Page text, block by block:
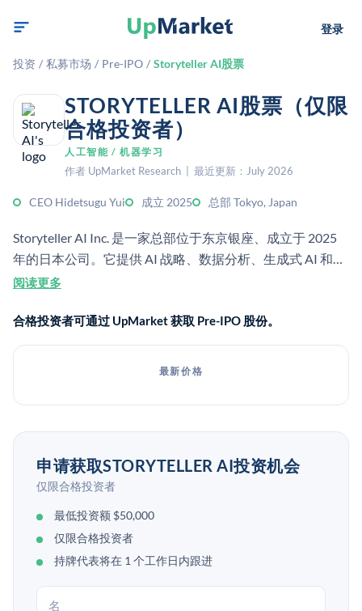
登录
投资 / 私募市场 / Pre-IPO / Storyteller AI股票
STORYTELLER AI股票（仅限
合格投资者）
人工智能 / 机器学习
作者 UpMarket Research | 最近更新：July 2026
CEO Hidetsugu Yui 成立 2025 总部 Tokyo, Japan
Storyteller AI Inc. 是一家总部位于东京银座、成立于 2025
年的日本公司。它提供 AI 战略、数据分析、生成式 AI 和多
AI 智能体设计服务。
阅读更多
合格投资者可通过 UpMarket 获取 Pre-IPO 股份。
最新价格
申请获取STORYTELLER AI投资机会
仅限合格投资者
最低投资额 $50,000
仅限合格投资者
持牌代表将在 1 个工作日内跟进